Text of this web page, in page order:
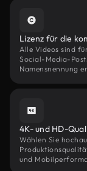
Lizenz für die
Alle Videos sind
Social-Media-
Namensnennung
4K- und HD-
Wählen Sie
und